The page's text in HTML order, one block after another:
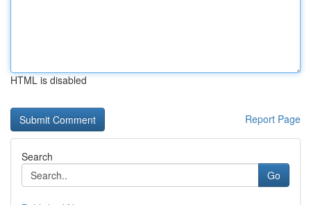
HTML is disabled
Report Page
Search
Go